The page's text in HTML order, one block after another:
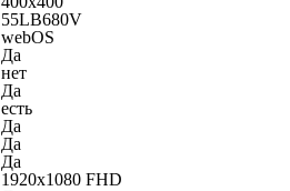
55LB680V
webOS
Да
нет
Да
есть
Да
Да
Да
1920x1080 FHD